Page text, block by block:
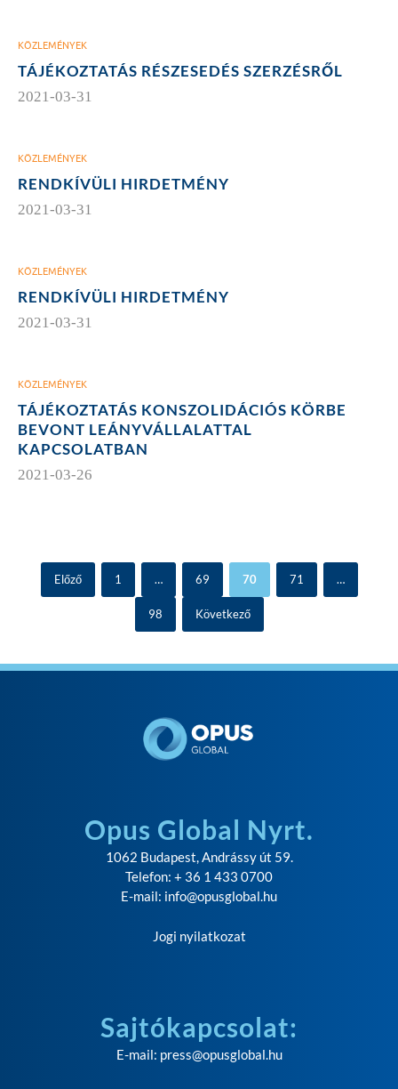
KÖZLEMÉNYEK
TÁJÉKOZTATÁS RÉSZESEDÉS SZERZÉSRŐL
2021-03-31
KÖZLEMÉNYEK
RENDKÍVÜLI HIRDETMÉNY
2021-03-31
KÖZLEMÉNYEK
RENDKÍVÜLI HIRDETMÉNY
2021-03-31
KÖZLEMÉNYEK
TÁJÉKOZTATÁS KONSZOLIDÁCIÓS KÖRBE
BEVONT LEÁNYVÁLLALATTAL
KAPCSOLATBAN
2021-03-26
Előző 1 … 69 70 71 …
98 Következő
Opus Global Nyrt.
1062 Budapest, Andrássy út 59.
Telefon: + 36 1 433 0700
E-mail: info@opusglobal.hu
Jogi nyilatkozat
Sajtókapcsolat:
E-mail: press@opusglobal.hu